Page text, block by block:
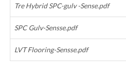
Tre Hybrid SPC-gulv -Sense.pdf
SPC Gulv-Sensse.pdf
LVT Flooring-Sensse.pdf